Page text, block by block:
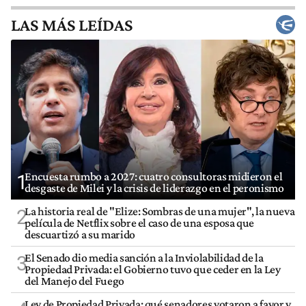
LAS MÁS LEÍDAS
1Encuesta rumbo a 2027: cuatro consultoras midieron el
desgaste de Milei y la crisis de liderazgo en el peronismo
2La historia real de "Elize: Sombras de una mujer", la nueva
película de Netflix sobre el caso de una esposa que
descuartizó a su marido
3El Senado dio media sanción a la Inviolabilidad de la
Propiedad Privada: el Gobierno tuvo que ceder en la Ley
del Manejo del Fuego